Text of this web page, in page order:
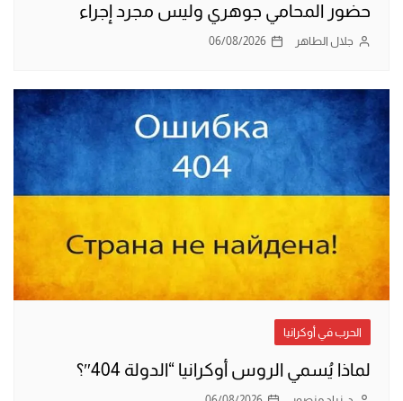
حضور المحامي جوهري وليس مجرد إجراء
جلال الطاهر 06/08/2026
الحرب في أوكرانيا
لماذا يُسمي الروس أوكرانيا “الدولة 404″؟